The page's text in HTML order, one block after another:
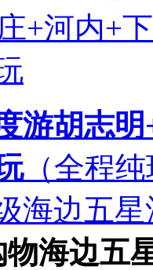
游胡志
（全程
海边五
物海边五